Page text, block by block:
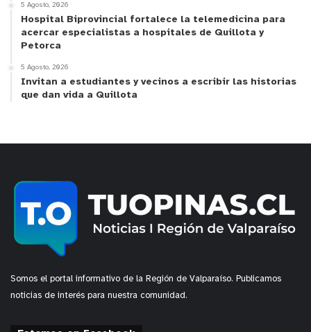
5 Agosto, 2026
Hospital Biprovincial fortalece la telemedicina para
acercar especialistas a hospitales de Quillota y
Petorca
5 Agosto, 2026
Invitan a estudiantes y vecinos a escribir las historias
que dan vida a Quillota
Somos el portal informativo de la Región de Valparaíso. Publicamos
noticias de interés para nuestra comunidad.